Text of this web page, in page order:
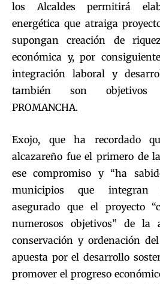
los Alcaldes permitirá
energética que atraiga
supongan creación de
económica y, por
integración laboral y
también son objetivos
PROMANCHA.
Exojo, que ha recordado
alcazareño fue el primero de
ese compromiso y “ha
municipios que integran
asegurado que el proyecto
numerosos objetivos” de la
conservación y ordenación
apuesta por el desarrollo
promover el progreso